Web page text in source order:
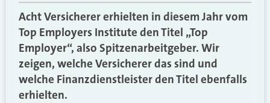
Acht Versicherer erhielten in diesem Jahr vom
Top Employers Institute den Titel „Top
Employer“, also Spitzenarbeitgeber. Wir
zeigen, welche Versicherer das sind und
welche Finanzdienstleister den Titel ebenfalls
erhielten.